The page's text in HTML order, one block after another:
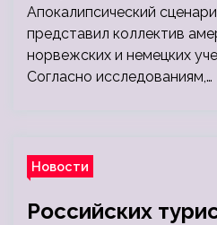
Апокалипсический
представил коллектив
норвежских и немецких
Согласно исследованиям,…
Новости
Российских